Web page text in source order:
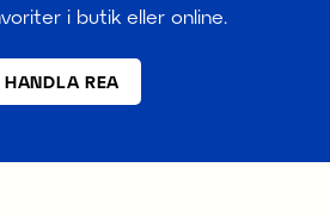
i butik eller online.
HANDLA REA